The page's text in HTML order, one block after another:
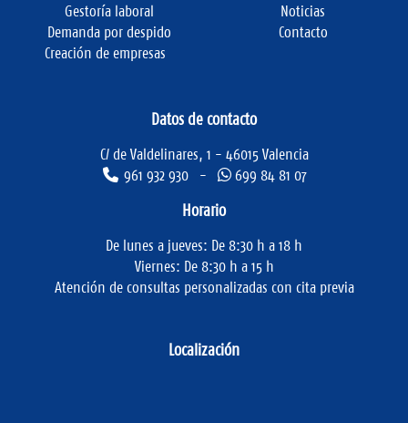
Gestoría laboral
Demanda por despido
Creación de empresas
Noticias
Contacto
Datos de contacto
C/ de Valdelinares, 1 - 46015 Valencia
961 932 930 -
699 84 81 07
Horario
De lunes a jueves: De 8:30 h a 18 h
Viernes: De 8:30 h a 15 h
Atención de consultas personalizadas con cita previa
Localización